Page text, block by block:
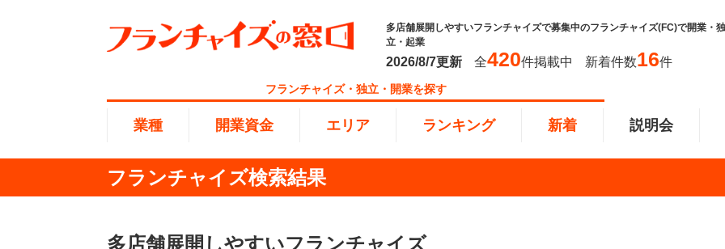
多店舗展開しやすいフランチャイズで募集中のフランチャイズ(FC)で開業・独
立・起業
2026/8/7更新 全420件掲載中 新着件数16件
フランチャイズ・独立・開業を探す
業種 開業資金
開業資金
エリア ランキング
総合ランキング
新着 説明会
フランチャイズ検索結果
多店舗展開しやすいフランチャイズ